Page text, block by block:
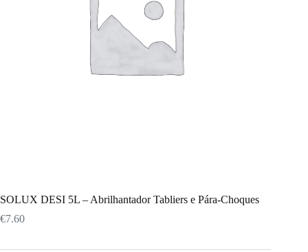
SOLUX DESI 5L – Abrilhantador Tabliers e Pára-Choques
€7.60